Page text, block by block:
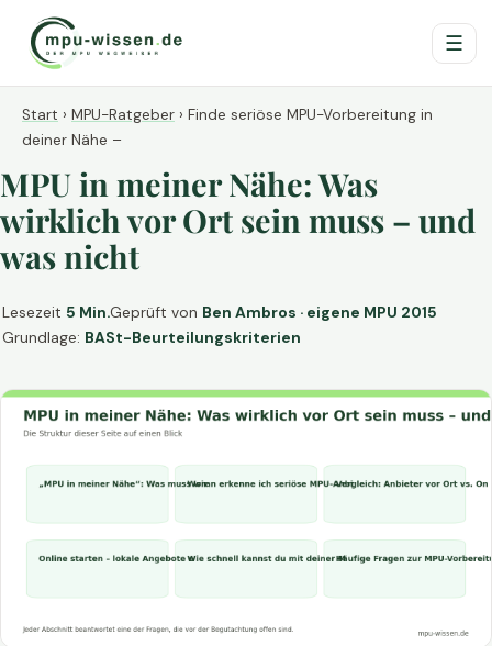
☰
Start › MPU-Ratgeber › Finde seriöse MPU-Vorbereitung in
deiner Nähe –
MPU in meiner Nähe: Was
wirklich vor Ort sein muss – und
was nicht
Lesezeit 5 Min.Geprüft von Ben Ambros · eigene MPU 2015
Grundlage: BASt-Beurteilungskriterien